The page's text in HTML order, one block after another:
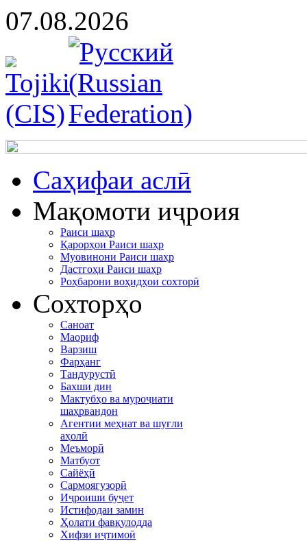
07.08.2026
Cаҳифаи аслӣ
Мақомоти иҷроия
Раиси шаҳр
Қарорҳои Раиси шаҳр
Муовинони Раиси шаҳр
Дастгоҳи Раиси шаҳр
Роҳбарони воҳидҳои сохторӣ
Сохторҳо
Саноат
Маориф
Варзиш
Фарҳанг
Тандурустӣ
Бахши дин
Мактубҳо ва муроҷиати
шаҳрвандон
Агентии меҳнат ва шуғли
аҳолӣ
Меъморӣ
Матбуот
Сайёҳӣ
Сармоягузорӣ
Иҷроиши буҷет
Истифодаи замин
Ҳолати фавқулодда
Хифзи иҷтимоӣ